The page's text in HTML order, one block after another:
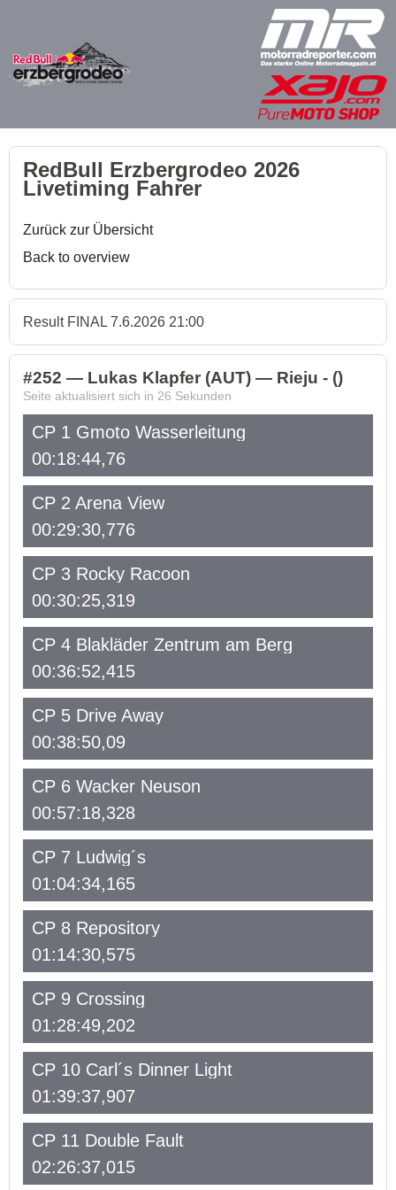
RedBull Erzbergrodeo 2026
Livetiming Fahrer
Zurück zur Übersicht
Back to overview
Result FINAL 7.6.2026 21:00
#252 — Lukas Klapfer (AUT) — Rieju - ()
Seite aktualisiert sich in 26 Sekunden
CP 1 Gmoto Wasserleitung
00:18:44,76
CP 2 Arena View
00:29:30,776
CP 3 Rocky Racoon
00:30:25,319
CP 4 Blakläder Zentrum am Berg
00:36:52,415
CP 5 Drive Away
00:38:50,09
CP 6 Wacker Neuson
00:57:18,328
CP 7 Ludwig´s
01:04:34,165
CP 8 Repository
01:14:30,575
CP 9 Crossing
01:28:49,202
CP 10 Carl´s Dinner Light
01:39:37,907
CP 11 Double Fault
02:26:37,015